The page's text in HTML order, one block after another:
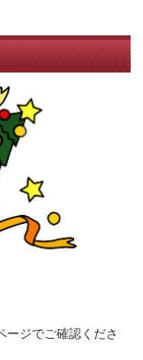
ージでご確認くださ